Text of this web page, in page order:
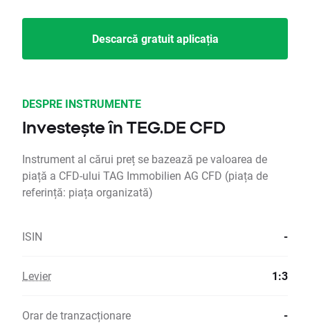
Descarcă gratuit aplicația
DESPRE INSTRUMENTE
Investește în TEG.DE CFD
Instrument al cărui preț se bazează pe valoarea de
piață a CFD-ului TAG Immobilien AG CFD (piața de
referință: piața organizată)
ISIN -
Levier 1:3
Orar de tranzacționare -